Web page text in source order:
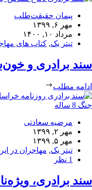
پیمان حقیقت‌طلب
مهر ۶, ۱۳۹۹
مرداد ۱۰, ۱۴۰۰
تیتر یک, کتاب های
سند برادری و
ادامه مطلب
مرضیه سعادتی
مهر ۲, ۱۳۹۹
مهر ۵, ۱۳۹۹
تیتر یک, مهاجران در
1 نظر
سند برادری،